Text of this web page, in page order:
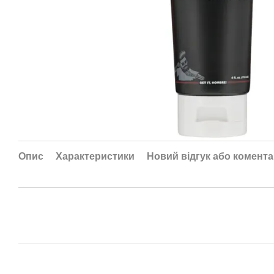
Опис Характеристики Новий відгук або